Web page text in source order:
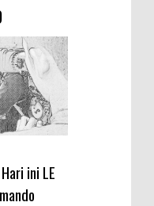
ini LE